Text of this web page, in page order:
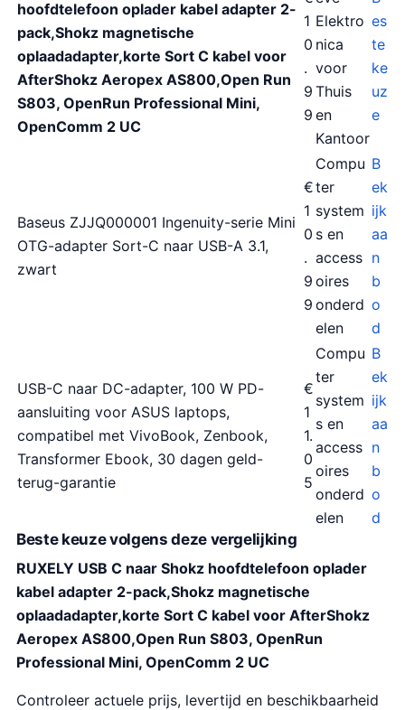
hoofdtelefoon oplader kabel adapter 2-
pack,Shokz magnetische
oplaadadapter,korte Sort C kabel voor
AfterShokz Aeropex AS800,Open Run
S803, OpenRun Professional Mini,
OpenComm 2 UC
1
0
.
9
9
Elektro
nica
voor
Thuis
en
Kantoor
es
te
ke
uz
e
Baseus ZJJQ000001 Ingenuity-serie Mini
OTG-adapter Sort-C naar USB-A 3.1,
zwart
€
1
0
.
9
9
Compu
ter
system
s en
access
oires
onderd
elen
B
ek
ijk
aa
n
b
o
d
USB-C naar DC-adapter, 100 W PD-
aansluiting voor ASUS laptops,
compatibel met VivoBook, Zenbook,
Transformer Ebook, 30 dagen geld-
terug-garantie
€
1
1.
0
5
Compu
ter
system
s en
access
oires
onderd
elen
B
ek
ijk
aa
n
b
o
d
Beste keuze volgens deze vergelijking
RUXELY USB C naar Shokz hoofdtelefoon oplader
kabel adapter 2-pack,Shokz magnetische
oplaadadapter,korte Sort C kabel voor AfterShokz
Aeropex AS800,Open Run S803, OpenRun
Professional Mini, OpenComm 2 UC
Controleer actuele prijs, levertijd en beschikbaarheid